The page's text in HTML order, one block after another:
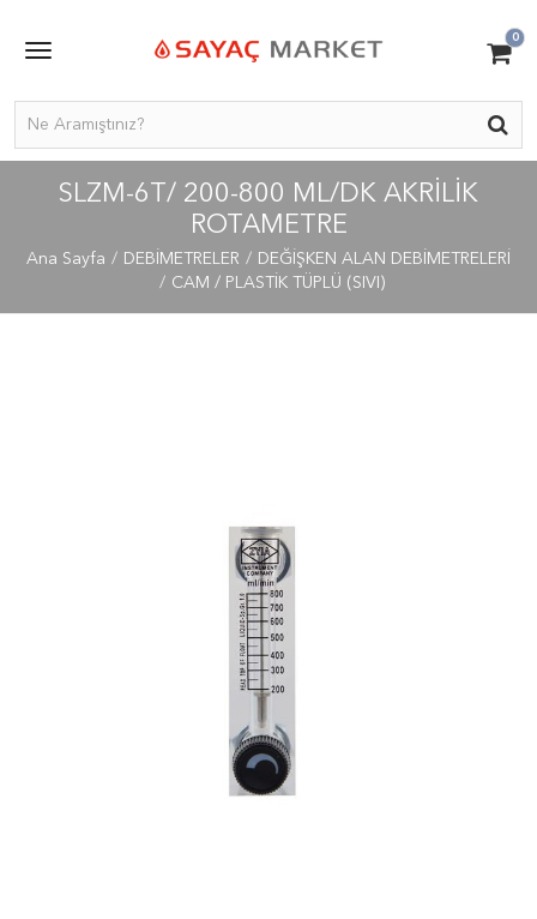
0
SLZM-6T/ 200-800 ML/DK AKRILIK
ROTAMETRE
Ana Sayfa DEBİMETRELER
DEĞİŞKEN ALAN DEBİMETRELERİ
CAM / PLASTİK TÜPLÜ (SIVI)